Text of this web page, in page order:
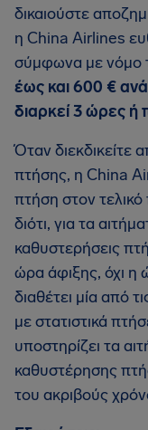
δικαιούστε
η China Airlines
σύμφωνα με νόμο
έως και 600 €
διαρκεί 3 ώρες ή
Όταν διεκδικείτε
πτήσης, η China
πτήση στον
διότι, για τα
καθυστερήσεις
ώρα άφιξης, όχι
διαθέτει μία από
με στατιστικά
υποστηρίζει τα
καθυστέρησης
του ακριβούς